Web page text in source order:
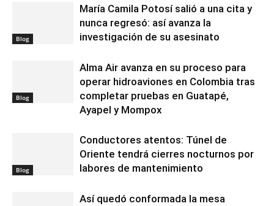
Blog
María Camila Potosí salió a una cita y
nunca regresó: así avanza la
investigación de su asesinato
Blog
Alma Air avanza en su proceso para
operar hidroaviones en Colombia tras
completar pruebas en Guatapé,
Ayapel y Mompox
Blog
Conductores atentos: Túnel de
Oriente tendrá cierres nocturnos por
labores de mantenimiento
Así quedó conformada la mesa